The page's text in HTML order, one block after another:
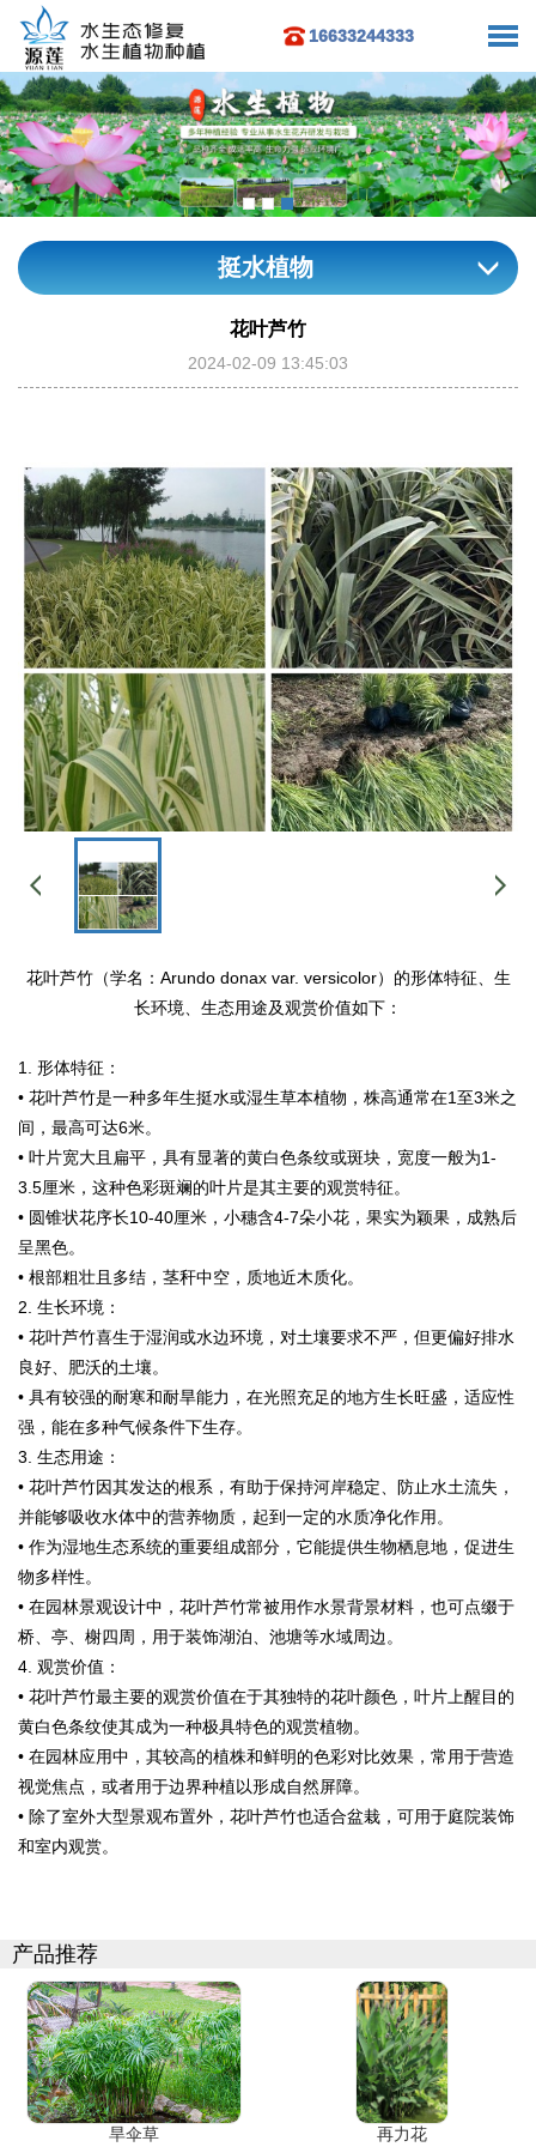
16633244333
挺水植物
花叶芦竹
2024-02-09 13:45:03
花叶芦竹（学名：Arundo donax var. versicolor）的形体特征、生
长环境、生态用途及观赏价值如下：
1. 形体特征：
• 花叶芦竹是一种多年生挺水或湿生草本植物，株高通常在1至3米之
间，最高可达6米。
• 叶片宽大且扁平，具有显著的黄白色条纹或斑块，宽度一般为1-
3.5厘米，这种色彩斑斓的叶片是其主要的观赏特征。
• 圆锥状花序长10-40厘米，小穗含4-7朵小花，果实为颖果，成熟后
呈黑色。
• 根部粗壮且多结，茎秆中空，质地近木质化。
2. 生长环境：
• 花叶芦竹喜生于湿润或水边环境，对土壤要求不严，但更偏好排水
良好、肥沃的土壤。
• 具有较强的耐寒和耐旱能力，在光照充足的地方生长旺盛，适应性
强，能在多种气候条件下生存。
3. 生态用途：
• 花叶芦竹因其发达的根系，有助于保持河岸稳定、防止水土流失，
并能够吸收水体中的营养物质，起到一定的水质净化作用。
• 作为湿地生态系统的重要组成部分，它能提供生物栖息地，促进生
物多样性。
• 在园林景观设计中，花叶芦竹常被用作水景背景材料，也可点缀于
桥、亭、榭四周，用于装饰湖泊、池塘等水域周边。
4. 观赏价值：
• 花叶芦竹最主要的观赏价值在于其独特的花叶颜色，叶片上醒目的
黄白色条纹使其成为一种极具特色的观赏植物。
• 在园林应用中，其较高的植株和鲜明的色彩对比效果，常用于营造
视觉焦点，或者用于边界种植以形成自然屏障。
• 除了室外大型景观布置外，花叶芦竹也适合盆栽，可用于庭院装饰
和室内观赏。
产品推荐
旱伞草 再力花